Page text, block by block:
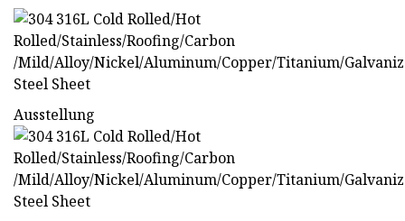
Ausstellung